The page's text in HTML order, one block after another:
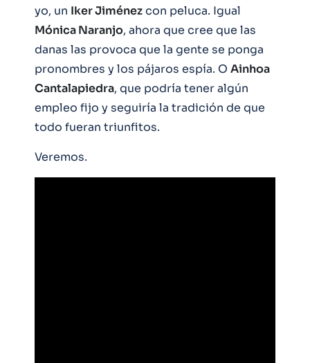
yo, un Iker Jiménezcon peluca. Igual
Mónica Naranjo, ahora que cree que las
danas las provoca que la gente se ponga
pronombres y los pájaros espía. O Ainhoa
Cantalapiedra, que podría tener algún
empleo fijo y seguiría la tradición de que
todo fueran triunfitos.
Veremos.